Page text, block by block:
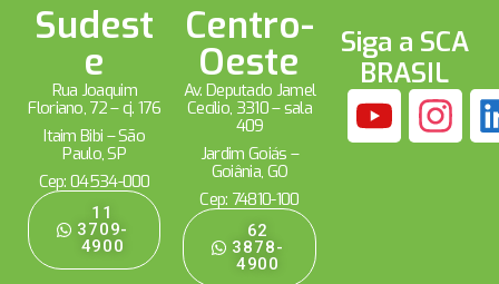
Sudest
e
Rua Joaquim
Floriano, 72 – cj. 176
Itaim Bibi – São
Paulo, SP
Cep: 04534-000
11
3709-
4900
Centro-
Oeste
Av. Deputado Jamel
Cecílio, 3310 – sala
409
Jardim Goiás –
Goiânia, GO
Cep: 74810-100
62
3878-
4900
Siga a SCA
BRASIL